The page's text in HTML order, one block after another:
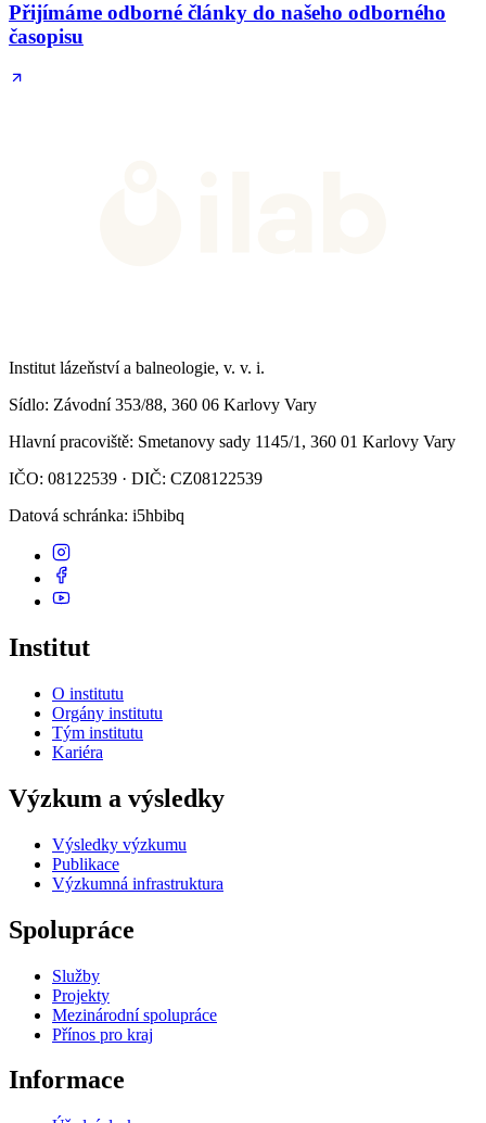
Přijímáme odborné články do našeho odborného
časopisu
Institut lázeňství a balneologie, v. v. i.
Sídlo: Závodní 353/88, 360 06 Karlovy Vary
Hlavní pracoviště: Smetanovy sady 1145/1, 360 01 Karlovy Vary
IČO: 08122539 · DIČ: CZ08122539
Datová schránka: i5hbibq
Institut
O institutu
Orgány institutu
Tým institutu
Kariéra
Výzkum a výsledky
Výsledky výzkumu
Publikace
Výzkumná infrastruktura
Spolupráce
Služby
Projekty
Mezinárodní spolupráce
Přínos pro kraj
Informace